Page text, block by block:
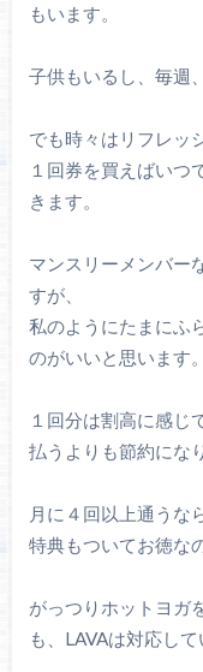
もいます。
子供もいるし、毎週
でも時々はリフレッ
１回券を買えばいつ
きます。
マンスリーメンバー
すが、
私のようにたまにふ
のがいいと思います。
１回分は割高に感じ
払うよりも節約にな
月に４回以上通うな
特典もついてお徳な
がっつりホットヨガ
も、LAVAは対応し